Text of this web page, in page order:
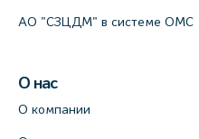
АО "СЗЦДМ" в системе ОМС
О нас
О компании